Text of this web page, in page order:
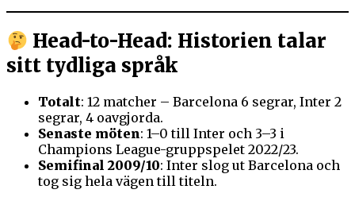
Head-to-Head: Historien talar
sitt tydliga språk
Totalt: 12 matcher – Barcelona 6 segrar, Inter 2
segrar, 4 oavgjorda.
Senaste möten: 1–0 till Inter och 3–3 i
Champions League-gruppspelet 2022/23.
Semifinal 2009/10: Inter slog ut Barcelona och
tog sig hela vägen till titeln.